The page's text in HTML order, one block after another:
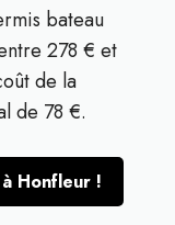
bateau
278 € et
de la
de 78 €.
Honfleur !